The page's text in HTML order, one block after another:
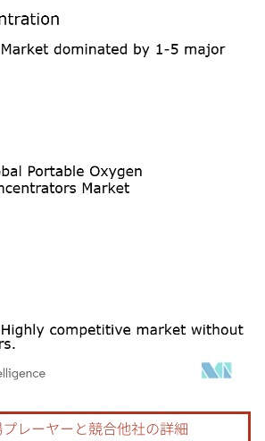
。再利用にはCC BY 4.0の表示が必要です。